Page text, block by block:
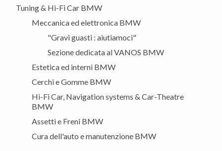
Tuning & Hi-Fi Car BMW
Meccanica ed elettronica BMW
"Gravi guasti : aiutiamoci"
Sezione dedicata al VANOS BMW
Estetica ed interni BMW
Cerchi e Gomme BMW
Hi-Fi Car, Navigation systems & Car-Theatre
BMW
Assetti e Freni BMW
Cura dell'auto e manutenzione BMW